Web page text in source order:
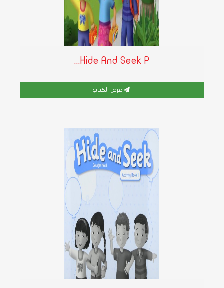
Hide And Seek P...
عرض الكتاب